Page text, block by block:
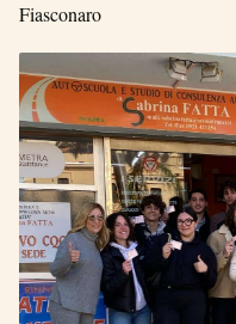
Fiasconaro